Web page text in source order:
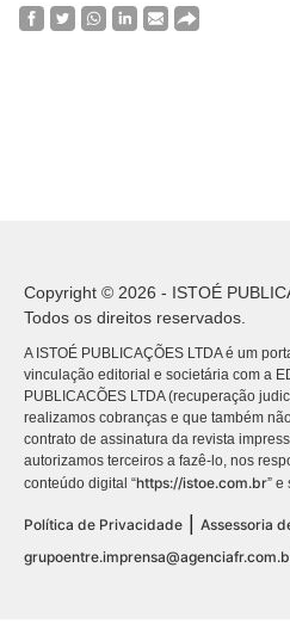
Copyright © 2026 - ISTOÉ
Todos os direitos reservados.
A ISTOÉ PUBLICAÇÕES LTDA é um
vinculação editorial e societária com a
PUBLICACÕES LTDA (recuperação
realizamos cobranças e que também
contrato de assinatura da revista
autorizamos terceiros a fazê-lo, nos
conteúdo digital “https://istoe.com.br” e
Política de Privacidade
Assessoria